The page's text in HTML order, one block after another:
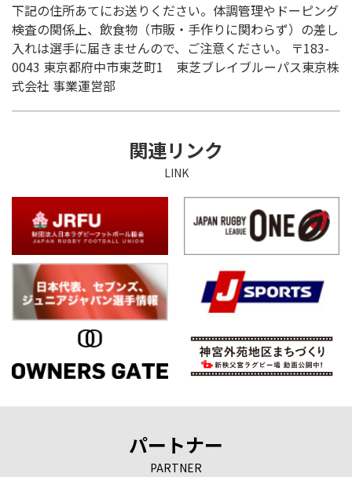
下記の住所あてにお送りください。体調管理やドーピング
検査の関係上、飲食物（市販・手作りに関わらず）の差し
入れは選手に届きませんので、ご注意ください。 〒183-
0043 東京都府中市東芝町1 東芝ブレイブルーパス東京株
式会社 事業運営部
関連リンク
LINK
パートナー
PARTNER